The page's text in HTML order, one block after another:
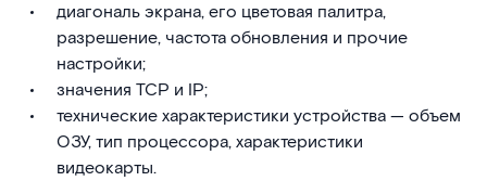
диагональ экрана, его цветовая палитра,
разрешение, частота обновления и прочие
настройки;
значения TCP и IP;
технические характеристики устройства — объем
ОЗУ, тип процессора, характеристики
видеокарты.